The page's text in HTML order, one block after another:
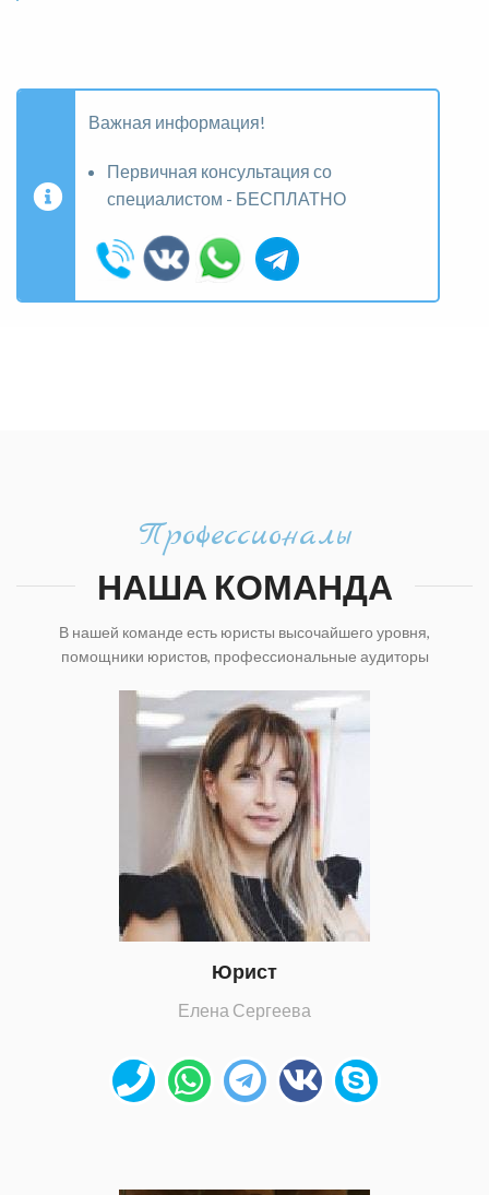
Важная информация!
Первичная консультация со
специалистом - БЕСПЛАТНО
Профессионалы
НАША КОМАНДА
В нашей команде есть юристы высочайшего уровня,
помощники юристов, профессиональные аудиторы
Юрист
Елена Сергеева